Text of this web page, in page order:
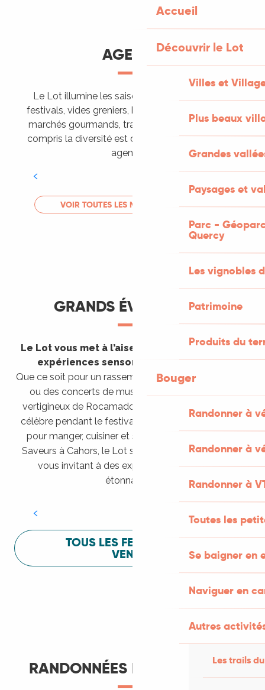
Accueil
Découvrir le Lot
Villes et
Plus beaux
Grandes
Paysages et
Parc -
Quercy
Les vignobles
Patrimoine
Produits du
Bouger
Randonner à
Randonner à
Randonner à
Toutes les
Se baigner en
Naviguer en
Autres
Les trails
AGENDA
Le Lot illumine les saisons de ses animations :
festivals, vides greniers, brocantes, fêtes votives,
marchés gourmands, trails sportifs… Vous l’aurez
compris la diversité est de mise, alors tous à vos
agendas !
LIRE LA SUITE
VOIR TOUTES LES MANIFESTATIONS
GRANDS ÉVÈNEMENTS
Le Lot vous met à l’aise en vous invitant à des
expériences sensorielles étonnantes !
Que ce soit pour un rassemblement de montgolfières
ou des concerts de musique sacrée dans le site
vertigineux de Rocamadour, pour écouter un opéra
célèbre pendant le festival de Saint-Céré ou encore
pour manger, cuisiner et s’amuser pendant Lot of
Saveurs à Cahors, le Lot sait vous mettre à l’aise en
vous invitant à des expériences sensorielles
étonnantes !
Festival Lot of Saveurs
TOUS LES FESTIVALS À
VENIR
RANDONNÉES ET ITINÉRANCE